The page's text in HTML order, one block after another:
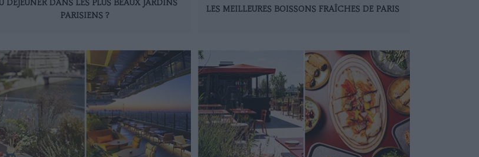
DÉJEUNER DANS LES PLUS BEAUX JARDINS
PARISIENS ?
LES MEILLEURES BOISSONS FRAÎCHES DE PARIS